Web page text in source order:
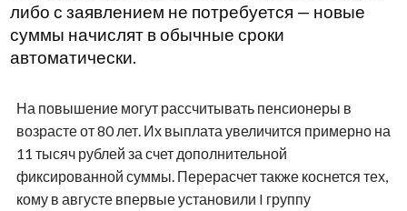
либо с заявлением не потребуется — новые
суммы начислят в обычные сроки
автоматически.
На повышение могут рассчитывать пенсионеры в
возрасте от 80 лет. Их выплата увеличится примерно на
11 тысяч рублей за счет дополнительной
фиксированной суммы. Перерасчет также коснется тех,
кому в августе впервые установили I группу